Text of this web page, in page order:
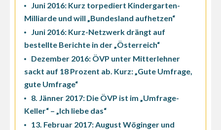
Juni 2016: Kurz torpediert Kindergarten-
Milliarde und will „Bundesland aufhetzen“
Juni 2016: Kurz-Netzwerk drängt auf
bestellte Berichte in der „Österreich“
Dezember 2016: ÖVP unter Mitterlehner
sackt auf 18 Prozent ab. Kurz: „Gute Umfrage,
gute Umfrage“
8. Jänner 2017: Die ÖVP ist im „Umfrage-
Keller“ – „Ich liebe das“
13. Februar 2017: August Wöginger und